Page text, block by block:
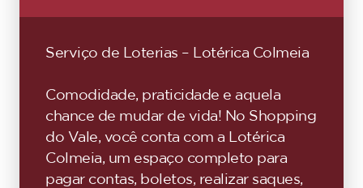
Serviço de Loterias – Lotérica Colmeia
Comodidade, praticidade e aquela
chance de mudar de vida! No Shopping
do Vale, você conta com a Lotérica
Colmeia, um espaço completo para
pagar contas, boletos, realizar saques,